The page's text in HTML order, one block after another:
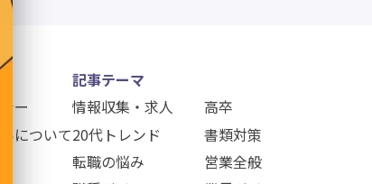
ー
について
記事テーマ
情報収集・求人
20代トレンド
転職の悩み
高卒
書類対策
営業全般